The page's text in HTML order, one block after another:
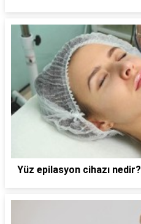
Yüz epilasyon cihazı nedir?